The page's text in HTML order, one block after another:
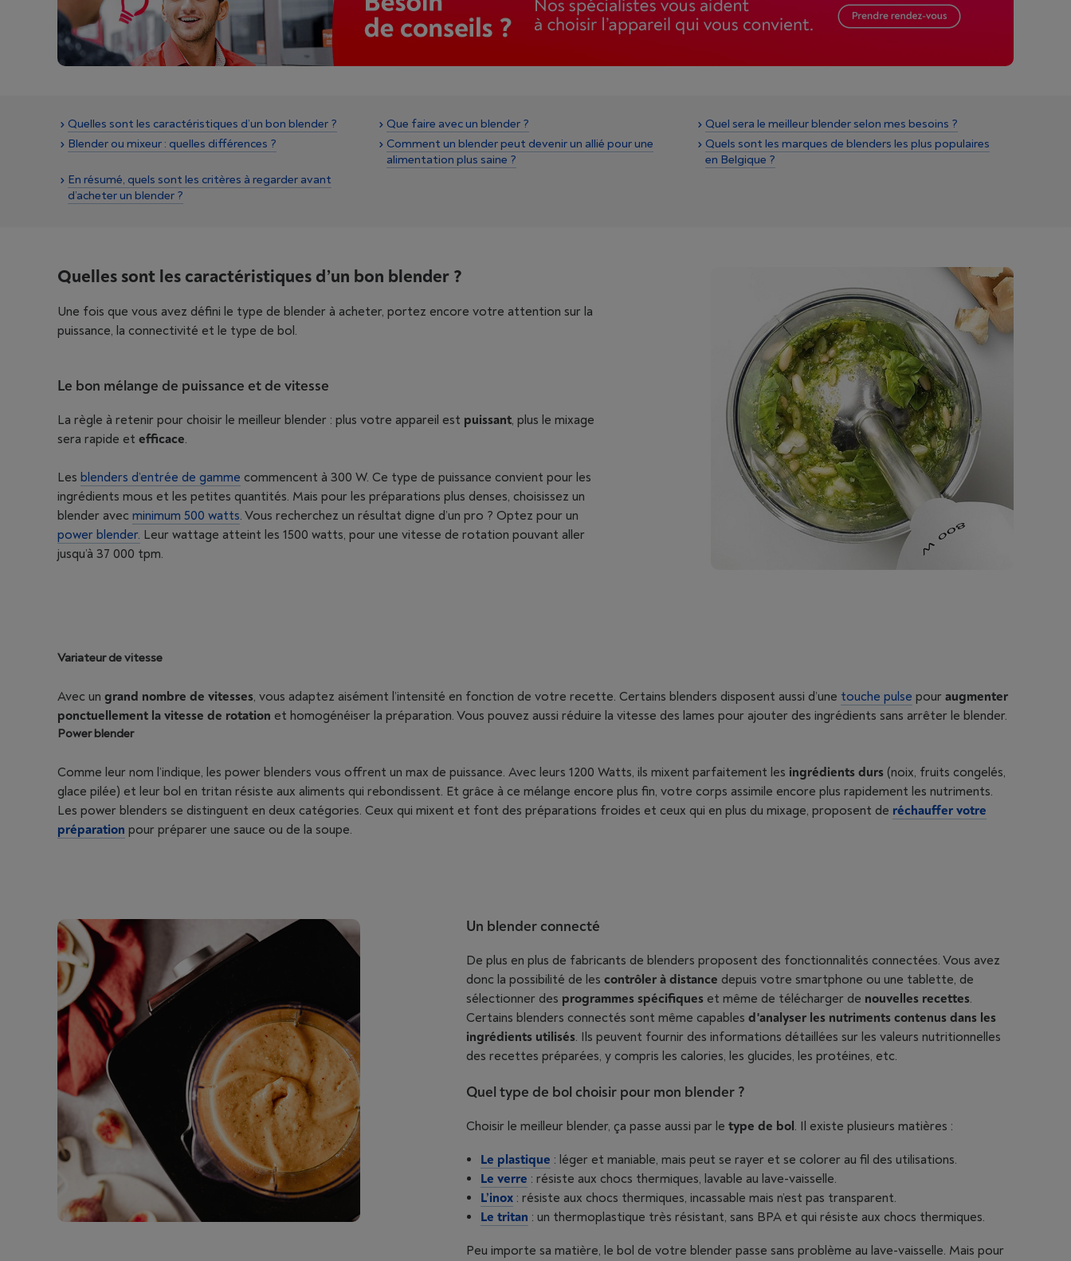
Quelles sont les caractéristiques d’un bon blender ? Que faire avec un blender ?
Quel sera le meilleur blender selon mes besoins ?
Blender ou mixeur : quelles différences ?
Comment un blender peut devenir un allié pour une
alimentation plus saine ?
Quels sont les marques de blenders les plus populaires
en Belgique ?
En résumé, quels sont les critères à regarder avant
d’acheter un blender ?
Quelles sont les caractéristiques d’un bon blender ?
Une fois que vous avez défini le type de blender à acheter, portez encore votre attention sur la
puissance, la connectivité et le type de bol.
Le bon mélange de puissance et de vitesse
La règle à retenir pour choisir le meilleur blender : plus votre appareil est puissant, plus le mixage
sera rapide et efficace.
Les blenders d’entrée de gamme commencent à 300 W. Ce type de puissance convient pour les
ingrédients mous et les petites quantités. Mais pour les préparations plus denses, choisissez un
blender avec minimum 500 watts. Vous recherchez un résultat digne d’un pro ? Optez pour un
power blender. Leur wattage atteint les 1500 watts, pour une vitesse de rotation pouvant aller
jusqu’à 37 000 tpm.
Variateur de vitesse
Avec un grand nombre de vitesses, vous adaptez aisément l’intensité en fonction de votre recette. Certains blenders disposent aussi d’une touche pulse pour augmenter
ponctuellement la vitesse de rotation et homogénéiser la préparation. Vous pouvez aussi réduire la vitesse des lames pour ajouter des ingrédients sans arrêter le blender.
Power blender
Comme leur nom l’indique, les power blenders vous offrent un max de puissance. Avec leurs 1200 Watts, ils mixent parfaitement les ingrédients durs (noix, fruits congelés,
glace pilée) et leur bol en tritan résiste aux aliments qui rebondissent. Et grâce à ce mélange encore plus fin, votre corps assimile encore plus rapidement les nutriments.
Les power blenders se distinguent en deux catégories. Ceux qui mixent et font des préparations froides et ceux qui en plus du mixage, proposent de réchauffer votre
préparation pour préparer une sauce ou de la soupe.
Un blender connecté
De plus en plus de fabricants de blenders proposent des fonctionnalités connectées. Vous avez
donc la possibilité de les contrôler à distance depuis votre smartphone ou une tablette, de
sélectionner des programmes spécifiqueset même de télécharger de nouvelles recettes.
Certains blenders connectés sont même capables d'analyser les nutriments contenus dans les
ingrédients utilisés. Ils peuvent fournir des informations détaillées sur les valeurs nutritionnelles
des recettes préparées, y compris les calories, les glucides, les protéines, etc.
Quel type de bol choisir pour mon blender ?
Choisir le meilleur blender, ça passe aussi par le type de bol. Il existe plusieurs matières :
Le plastique : léger et maniable, mais peut se rayer et se colorer au fil des utilisations.
Le verre : résiste aux chocs thermiques, lavable au lave-vaisselle.
L’inox: résiste aux chocs thermiques, incassable mais n’est pas transparent.
Le tritan : un thermoplastique très résistant, sans BPA et qui résiste aux chocs thermiques.
Peu importe sa matière, le bol de votre blender passe sans problème au lave-vaisselle. Mais pour